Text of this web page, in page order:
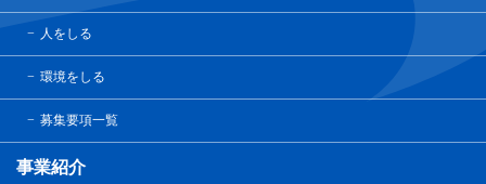
人をしる
環境をしる
募集要項一覧
事業紹介